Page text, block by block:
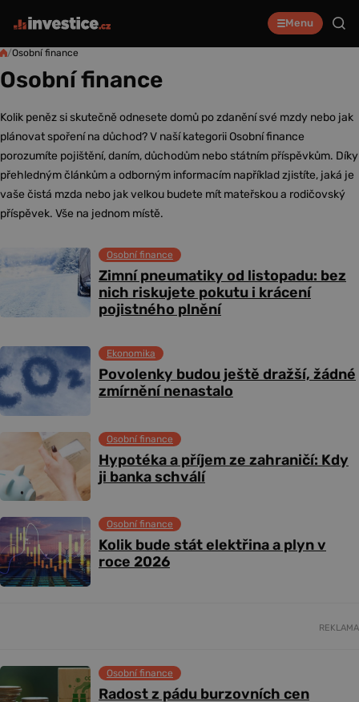
Menu
/Osobní finance
Osobní finance
Kolik peněz si skutečně odnesete domů po zdanění své mzdy nebo jak
plánovat spoření na důchod? V naší kategorii Osobní finance
porozumíte pojištění, daním, důchodům nebo státním příspěvkům. Díky
přehledným článkům a odborným informacím například zjistíte, jaká je
vaše čistá mzda nebo jak velkou budete mít mateřskou a rodičovský
příspěvek. Vše na jednom místě.
Zimní pneumatiky od listopadu: bez
nich riskujete pokutu i krácení
pojistného plnění
Osobní finance
Povolenky budou ještě dražší, žádné
zmírnění nenastalo
Ekonomika
Hypotéka a příjem ze zahraničí: Kdy
ji banka schválí
Osobní finance
Kolik bude stát elektřina a plyn v
roce 2026
Osobní finance
REKLAMA
Radost z pádu burzovních cen
Osobní finance